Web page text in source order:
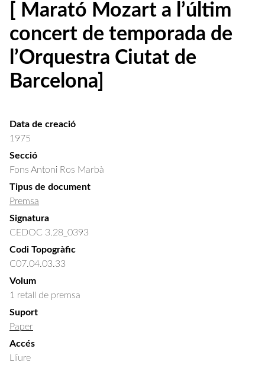
[ Marató Mozart a l’últim
concert de temporada de
l’Orquestra Ciutat de
Barcelona]
Data de creació
1975
Secció
Fons Antoni Ros Marbà
Tipus de document
Premsa
Signatura
CEDOC 3.28_0393
Codi Topogràfic
C07.04.03.33
Volum
1 retall de premsa
Suport
Paper
Accés
Lliure